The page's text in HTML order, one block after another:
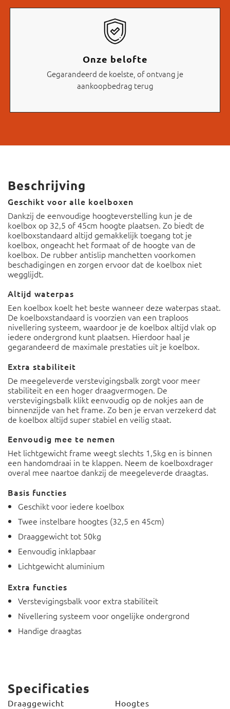
Onze belofte
Gegarandeerd de koelste, of ontvang je
aankoopbedrag terug
Beschrijving
Geschikt voor alle koelboxen
Dankzij de eenvoudige hoogteverstelling kun je de
koelbox op 32,5 of 45cm hoogte plaatsen. Zo biedt de
koelboxstandaard altijd gemakkelijk toegang tot je
koelbox, ongeacht het formaat of de hoogte van de
koelbox. De rubber antislip manchetten voorkomen
beschadigingen en zorgen ervoor dat de koelbox niet
wegglijdt.
Altijd waterpas
Een koelbox koelt het beste wanneer deze waterpas staat.
De koelboxstandaard is voorzien van een traploos
nivellering systeem, waardoor je de koelbox altijd vlak op
iedere ondergrond kunt plaatsen. Hierdoor haal je
gegarandeerd de maximale prestaties uit je koelbox.
Extra stabiliteit
De meegeleverde verstevigingsbalk zorgt voor meer
stabiliteit en een hoger draagvermogen. De
verstevigingsbalk klikt eenvoudig op de nokjes aan de
binnenzijde van het frame. Zo ben je ervan verzekerd dat
de koelbox altijd super stabiel en veilig staat.
Eenvoudig mee te nemen
Het lichtgewicht frame weegt slechts 1,5kg en is binnen
een handomdraai in te klappen. Neem de koelboxdrager
overal mee naartoe dankzij de meegeleverde draagtas.
Basis functies
Geschikt voor iedere koelbox
Twee instelbare hoogtes (32,5 en 45cm)
Draaggewicht tot 50kg
Eenvoudig inklapbaar
Lichtgewicht aluminium
Extra functies
Verstevigingsbalk voor extra stabiliteit
Nivellering systeem voor ongelijke ondergrond
Handige draagtas
Specificaties
Draaggewicht Hoogtes